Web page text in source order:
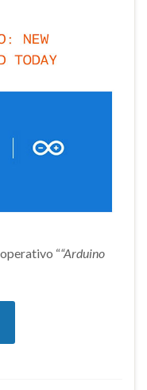
““Arduino